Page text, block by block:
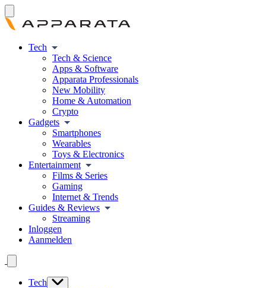
Tech
Tech & Science
Apps & Software
Apparata Professionals
New Mobility
Home & Automation
Crypto
Gadgets
Smartphones
Wearables
Toys & Electronics
Entertainment
Films & Series
Gaming
Internet & Trends
Guides & Reviews
Streaming
Inloggen
Aanmelden
Tech